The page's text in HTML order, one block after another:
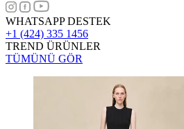
WHATSAPP DESTEK
+1 (424) 335 1456
TREND ÜRÜNLER
TÜMÜNÜ GÖR